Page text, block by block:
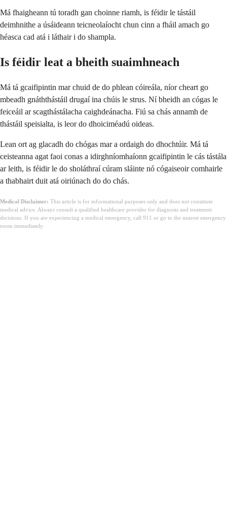
Má fhaigheann tú toradh gan choinne riamh, is féidir le tástáil
deimhnithe a úsáideann teicneolaíocht chun cinn a fháil amach go
héasca cad atá i láthair i do shampla.
Is féidir leat a bheith suaimhneach
Má tá gcaifipintin mar chuid de do phlean cóireála, níor cheart go
mbeadh gnáththástáil drugaí ina chúis le strus. Ní bheidh an cógas le
feiceáil ar scagthástálacha caighdeánacha. Fiú sa chás annamh de
thástáil speisialta, is leor do dhoiciméadú oideas.
Lean ort ag glacadh do chógas mar a ordaigh do dhochtúir. Má tá
ceisteanna agat faoi conas a idirghníomhaíonn gcaifipintin le cás tástála
ar leith, is féidir le do sholáthraí cúram sláinte nó cógaiseoir comhairle
a thabhairt duit atá oiriúnach do do chás.
Medical Disclaimer: This article is for informational purposes only and does not constitute
medical advice. Always consult a qualified healthcare provider for diagnosis and treatment
decisions. If you are experiencing a medical emergency, call 911 or go to the nearest emergency
room immediately.